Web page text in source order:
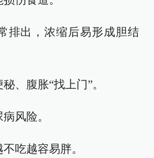
排出，浓缩后易形成胆结
、腹胀“找上门”。
风险。
吃越容易胖。